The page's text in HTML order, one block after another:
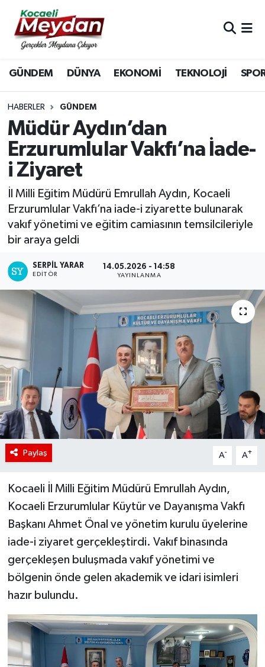
GÜNDEM DÜNYA EKONOMİ TEKNOLOJİ
HABERLER GÜNDEM
Müdür Aydın’dan
Erzurumlular Vakfı’na İade-
i Ziyaret
İl Milli Eğitim Müdürü Emrullah Aydın, Kocaeli
Erzurumlular Vakfı’na iade-i ziyarette bulunarak
vakıf yönetimi ve eğitim camiasının temsilcileriyle
bir araya geldi
SERPİL YARAR
EDITÖR
14.05.2026 - 14:58
YAYINLANMA
Paylaş A- A+
Kocaeli İl Milli Eğitim Müdürü Emrullah Aydın,
Kocaeli Erzurumlular Küytür ve Dayanışma Vakfı
Başkanı Ahmet Önal ve yönetim kurulu üyelerine
iade-i ziyaret gerçekleştirdi. Vakıf binasında
gerçekleşen buluşmada vakıf yönetimi ve
bölgenin önde gelen akademik ve idari isimleri
hazır bulundu.
Nöbetçi Eczaneler
Hava Durumu
Trafik Durumu
Süper Lig Puan Durumu ve Fikstür
Tüm Manşetler
Son Dakika Haberleri
Haber Arşivi